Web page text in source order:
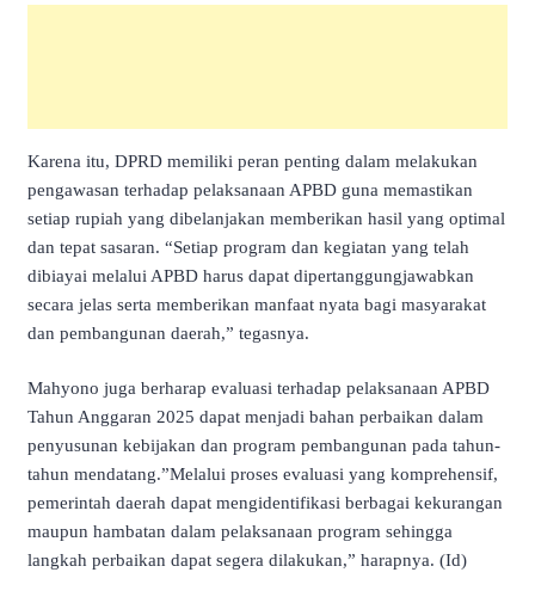
Karena itu, DPRD memiliki peran penting dalam melakukan
pengawasan terhadap pelaksanaan APBD guna memastikan
setiap rupiah yang dibelanjakan memberikan hasil yang optimal
dan tepat sasaran. “Setiap program dan kegiatan yang telah
dibiayai melalui APBD harus dapat dipertanggungjawabkan
secara jelas serta memberikan manfaat nyata bagi masyarakat
dan pembangunan daerah,” tegasnya.
Mahyono juga berharap evaluasi terhadap pelaksanaan APBD
Tahun Anggaran 2025 dapat menjadi bahan perbaikan dalam
penyusunan kebijakan dan program pembangunan pada tahun-
tahun mendatang.”Melalui proses evaluasi yang komprehensif,
pemerintah daerah dapat mengidentifikasi berbagai kekurangan
maupun hambatan dalam pelaksanaan program sehingga
langkah perbaikan dapat segera dilakukan,” harapnya. (Id)